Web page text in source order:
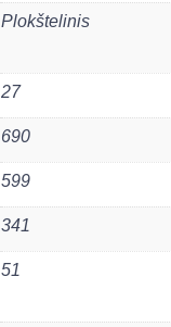
Plokštelinis
27
690
599
341
51